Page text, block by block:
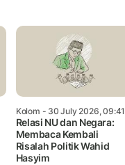
Kolom - 30 July 2026, 09:41
Relasi NU dan Negara:
Membaca Kembali
Risalah Politik Wahid
Hasyim